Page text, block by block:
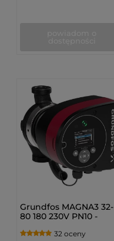
Grundfos MAGNA3 32-
80 180 230V PN10 -
9792425632 oceny